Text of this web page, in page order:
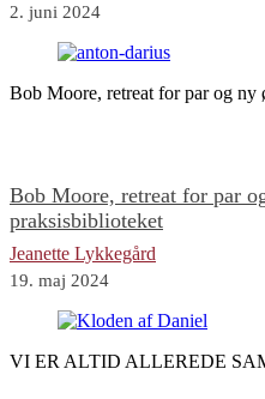
2. juni 2024
Bob Moore, retreat for par og ny
Bob Moore, retreat for par
praksisbiblioteket
Jeanette Lykkegård
19. maj 2024
VI ER ALTID ALLEREDE